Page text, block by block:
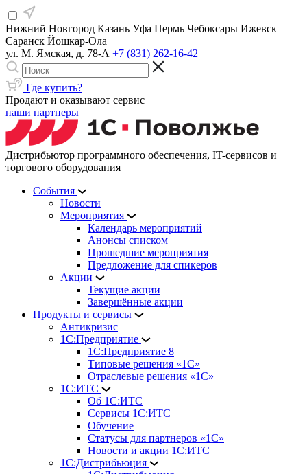
Нижний Новгород Казань Уфа Пермь Чебоксары Ижевск
Саранск Йошкар-Ола
ул. М. Ямская, д. 78-А +7 (831) 262-16-42
Где купить?
Продают и оказывают сервис
наши партнеры
Дистрибьютор программного обеспечения, IT-сервисов и
торгового оборудования
События
Новости
Мероприятия
Календарь мероприятий
Анонсы списком
Прошедшие мероприятия
Предложение для спикеров
Акции
Текущие акции
Завершённые акции
Продукты и сервисы
Антикризис
1С:Предприятие
1С:Предприятие 8
Типовые решения «1С»
Отраслевые решения «1С»
1С:ИТС
Об 1С:ИТС
Сервисы 1С:ИТС
Обучение
Статусы для партнеров «1С»
Новости и акции 1С:ИТС
1С:Дистрибьюция